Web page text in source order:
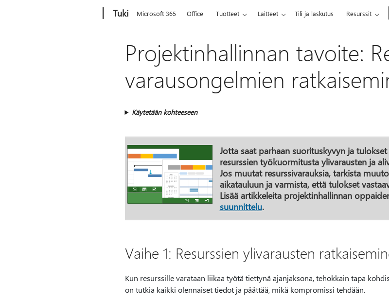
Tuki Microsoft 365 Office Tuotteet Laitteet Tili ja laskutus Resurssit
Projektinhallinnan tavoite:
varausongelmien
Käytetään kohteeseen
Jotta saat parhaan suorituskyvyn ja
resurssien työkuormitusta ylivarausten ja
Jos muutat resurssivarauksia, tarkista
aikatauluun ja varmista, että tulokset
Lisää artikkeleita projektinhallinnan
suunnittelu.
Vaihe 1: Resurssien ylivarausten
Kun resurssille varataan liikaa työtä tiettynä ajanjaksona, tehokkain tapa
on tutkia kaikki olennaiset tiedot ja päättää, mikä kompromissi tehdään.